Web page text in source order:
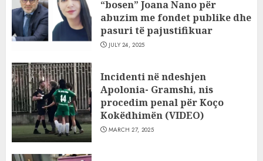
“bosen” Joana Nano për
abuzim me fondet publike dhe
pasuri të pajustifikuar
JULY 24, 2025
Incidenti në ndeshjen
Apolonia- Gramshi, nis
procedim penal për Koço
Kokëdhimën (VIDEO)
MARCH 27, 2025